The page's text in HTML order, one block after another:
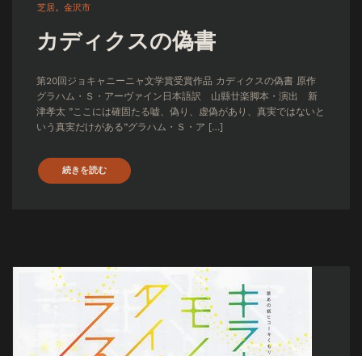
芝居
金沢市
カディクスの偽書
第20回ジョキャニーニャ文学賞受賞作品 カディクスの偽書 原作
グラハム・Ｓ・アーヴァイン日本語訳 山縣廿楽脚本・演出 新
津孝太 ”ここには確固たる嘘、偽り、虚偽があり、真実ではないと
いう真実だけがある”グラハム・Ｓ・ア […]
続きを読む